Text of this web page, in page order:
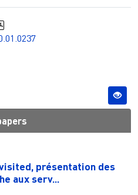
présentation des
aux serv...